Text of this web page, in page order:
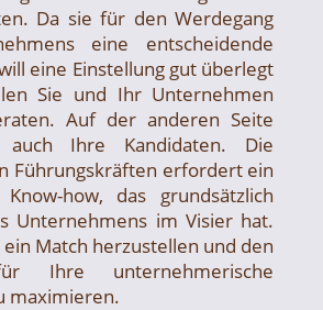
Da sie für den Werdegang
eine entscheidende
eine Einstellung gut überlegt
Sie und Ihr Unternehmen
Auf der anderen Seite
Ihre Kandidaten. Die
Führungskräften erfordert ein
Know-how, das grundsätzlich
Unternehmens im Visier hat.
ein Match herzustellen und den
Ihre unternehmerische
maximieren.